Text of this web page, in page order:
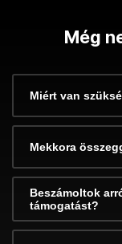
Még
Miért van
Mekkora
Beszámoltok
támogatást?